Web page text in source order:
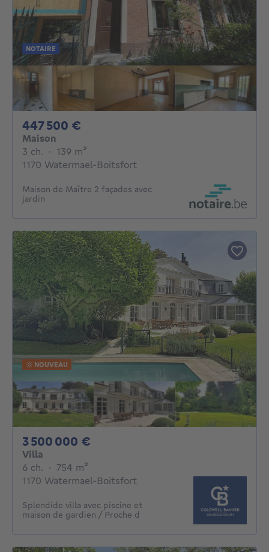
NOTAIRE
447 500 €
Maison
3 ch. 3 chambres
· 139 m²
1170 Watermael-Boitsfort
Maison de Maître 2 façades avec
jardin
NOUVEAU
3 500 000 €
Villa
6 ch. 6 chambres
· 754 m²
1170 Watermael-Boitsfort
Splendide villa avec piscine et
maison de gardien / Proche d